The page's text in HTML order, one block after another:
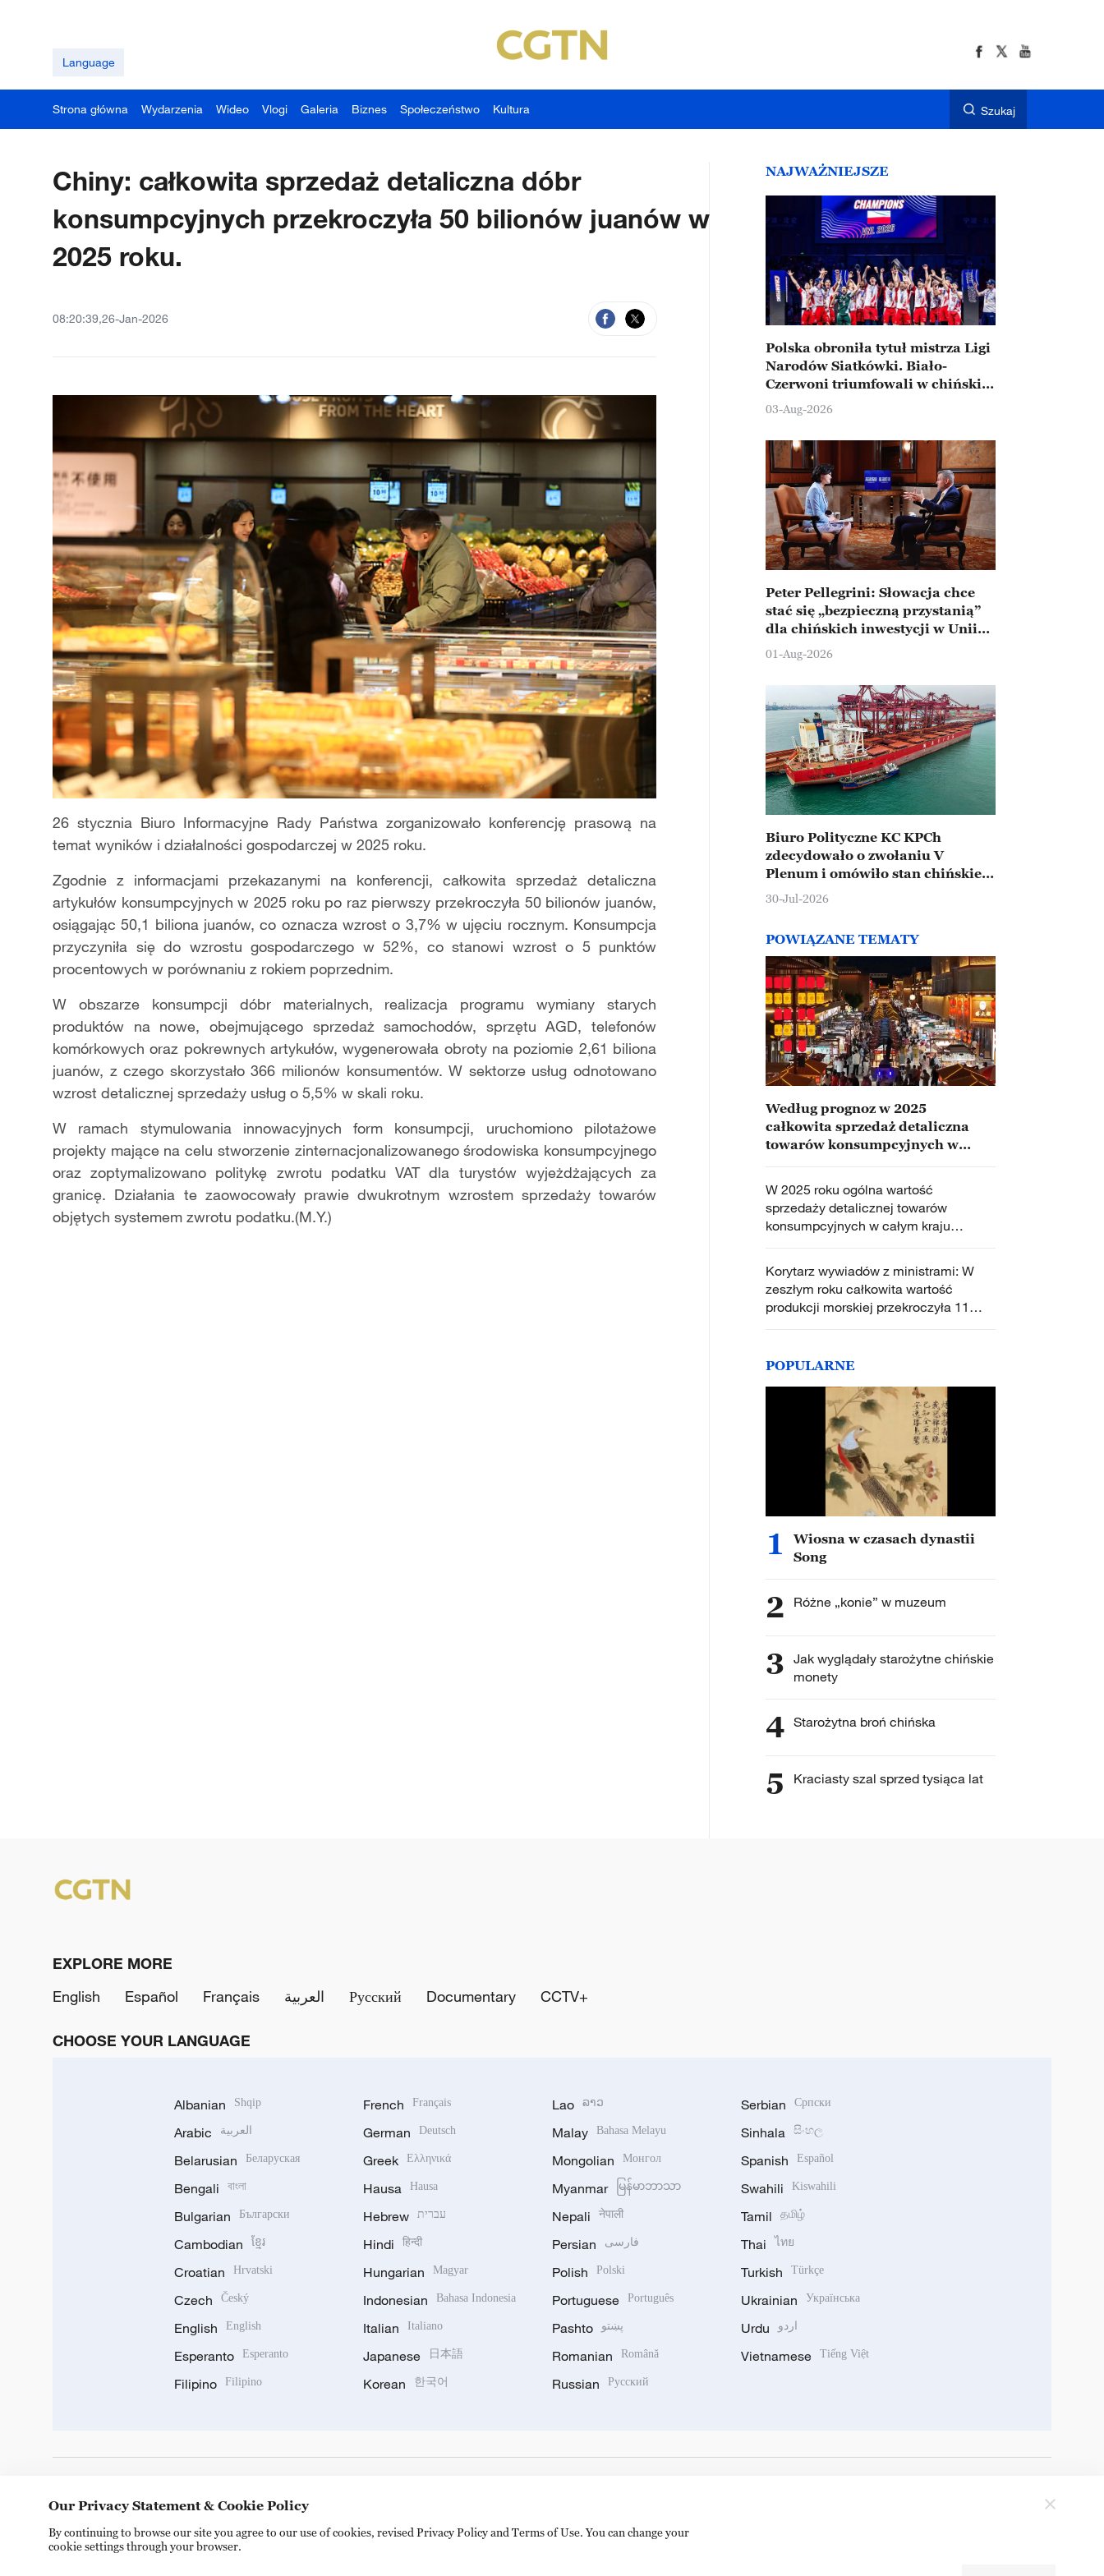
Language
Strona główna Wydarzenia Wideo Vlogi Galeria Biznes Społeczeństwo Kultura Szukaj
Chiny: całkowita sprzedaż detaliczna dóbr
konsumpcyjnych przekroczyła 50 bilionów juanów w
2025 roku.
08:20:39,26-Jan-2026
26 stycznia Biuro Informacyjne Rady Państwa zorganizowało konferencję prasową na
temat wyników i działalności gospodarczej w 2025 roku.
Zgodnie z informacjami przekazanymi na konferencji, całkowita sprzedaż detaliczna
artykułów konsumpcyjnych w 2025 roku po raz pierwszy przekroczyła 50 bilionów juanów,
osiągając 50,1 biliona juanów, co oznacza wzrost o 3,7% w ujęciu rocznym. Konsumpcja
przyczyniła się do wzrostu gospodarczego w 52%, co stanowi wzrost o 5 punktów
procentowych w porównaniu z rokiem poprzednim.
W obszarze konsumpcji dóbr materialnych, realizacja programu wymiany starych
produktów na nowe, obejmującego sprzedaż samochodów, sprzętu AGD, telefonów
komórkowych oraz pokrewnych artykułów, wygenerowała obroty na poziomie 2,61 biliona
juanów, z czego skorzystało 366 milionów konsumentów. W sektorze usług odnotowano
wzrost detalicznej sprzedaży usług o 5,5% w skali roku.
W ramach stymulowania innowacyjnych form konsumpcji, uruchomiono pilotażowe
projekty mające na celu stworzenie zinternacjonalizowanego środowiska konsumpcyjnego
oraz zoptymalizowano politykę zwrotu podatku VAT dla turystów wyjeżdżających za
granicę. Działania te zaowocowały prawie dwukrotnym wzrostem sprzedaży towarów
objętych systemem zwrotu podatku.(M.Y.)
NAJWAŻNIEJSZE
Polska obroniła tytuł mistrza Ligi
Narodów Siatkówki. Biało-
Czerwoni triumfowali w chińskim
Ningbo
03-Aug-2026
Peter Pellegrini: Słowacja chce
stać się „bezpieczną przystanią”
dla chińskich inwestycji w Unii
Europejskiej
01-Aug-2026
Biuro Polityczne KC KPCh
zdecydowało o zwołaniu V
Plenum i omówiło stan chińskiej
gospodarki
30-Jul-2026
POWIĄZANE TEMATY
Według prognoz w 2025
całkowita sprzedaż detaliczna
towarów konsumpcyjnych w
W 2025 roku ogólna wartość
sprzedaży detalicznej towarów
konsumpcyjnych w całym kraju
przekroczyła 50 bilionów juanów
Korytarz wywiadów z ministrami: W
zeszłym roku całkowita wartość
produkcji morskiej przekroczyła 11
bilionów juanów
POPULARNE
1
Wiosna w czasach dynastii
Song
2 Różne „konie” w muzeum
3 Jak wyglądały starożytne chińskie
monety
4 Starożytna broń chińska
5 Kraciasty szal sprzed tysiąca lat
EXPLORE MORE
English
Español Français العربية Русский Documentary CCTV+
CHOOSE YOUR LANGUAGE
Albanian Shqip
Arabic العربية
Belarusian Беларуская
Bengali বাংলা
Bulgarian Български
Cambodian ខ្មែរ
Croatian Hrvatski
Czech Český
English English
Esperanto Esperanto
Filipino Filipino
French Français
German Deutsch
Greek Ελληνικά
Hausa Hausa
Hebrew עברית
Hindi हिन्दी
Hungarian Magyar
Indonesian Bahasa Indonesia
Italian Italiano
Japanese 日本語
Korean 한국어
Lao ລາວ
Malay Bahasa Melayu
Mongolian Монгол
Myanmar မြန်မာဘာသာ
Nepali नेपाली
Persian فارسی
Polish Polski
Portuguese Português
Pashto پښتو
Romanian Română
Russian Русский
Serbian Српски
Sinhala සිංහල
Spanish Español
Swahili Kiswahili
Tamil தமிழ்
Thai ไทย
Turkish Türkçe
Ukrainian Українська
Urdu اردو
Vietnamese Tiếng Việt
Our Privacy Statement & Cookie Policy
By continuing to browse our site you agree to our use of cookies, revised Privacy Policy and Terms of Use. You can change your
cookie settings through your browser.